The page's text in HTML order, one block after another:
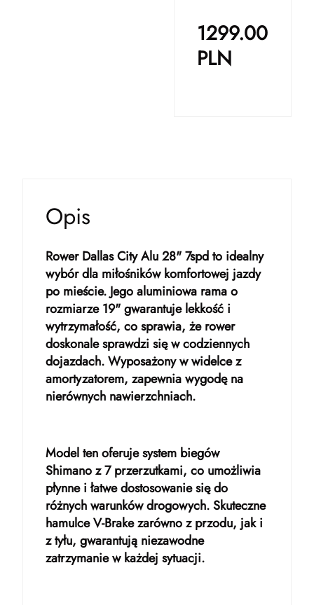
1299.00
PLN
Opis
Rower Dallas City Alu 28" 7spd to idealny
wybór dla miłośników komfortowej jazdy
po mieście. Jego aluminiowa rama o
rozmiarze 19" gwarantuje lekkość i
wytrzymałość, co sprawia, że rower
doskonale sprawdzi się w codziennych
dojazdach. Wyposażony w widelce z
amortyzatorem, zapewnia wygodę na
nierównych nawierzchniach.
Model ten oferuje system biegów
Shimano z 7 przerzutkami, co umożliwia
płynne i łatwe dostosowanie się do
różnych warunków drogowych. Skuteczne
hamulce V-Brake zarówno z przodu, jak i
z tyłu, gwarantują niezawodne
zatrzymanie w każdej sytuacji.